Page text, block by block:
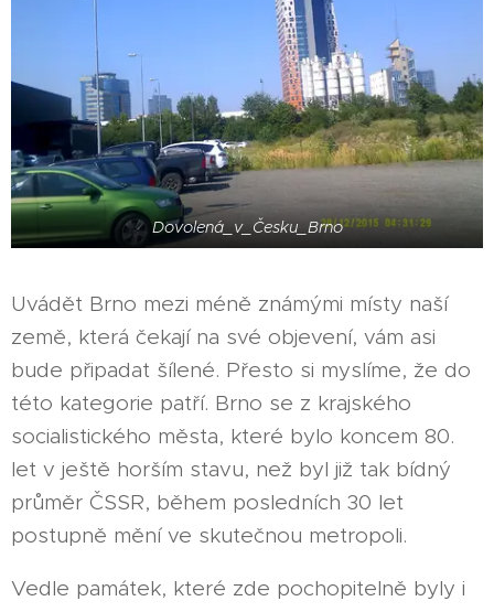
Dovolená_v_Česku_Brno
Uvádět Brno mezi méně známými místy naší
země, která čekají na své objevení, vám asi
bude připadat šílené. Přesto si myslíme, že do
této kategorie patří. Brno se z krajského
socialistického města, které bylo koncem 80.
let v ještě horším stavu, než byl již tak bídný
průměr ČSSR, během posledních 30 let
postupně mění ve skutečnou metropoli.
Vedle památek, které zde pochopitelně byly i